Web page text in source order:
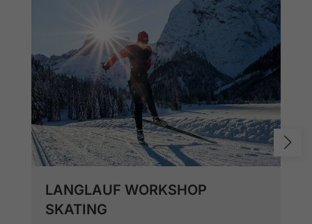
LANGLAUF WORKSHOP
SKATING